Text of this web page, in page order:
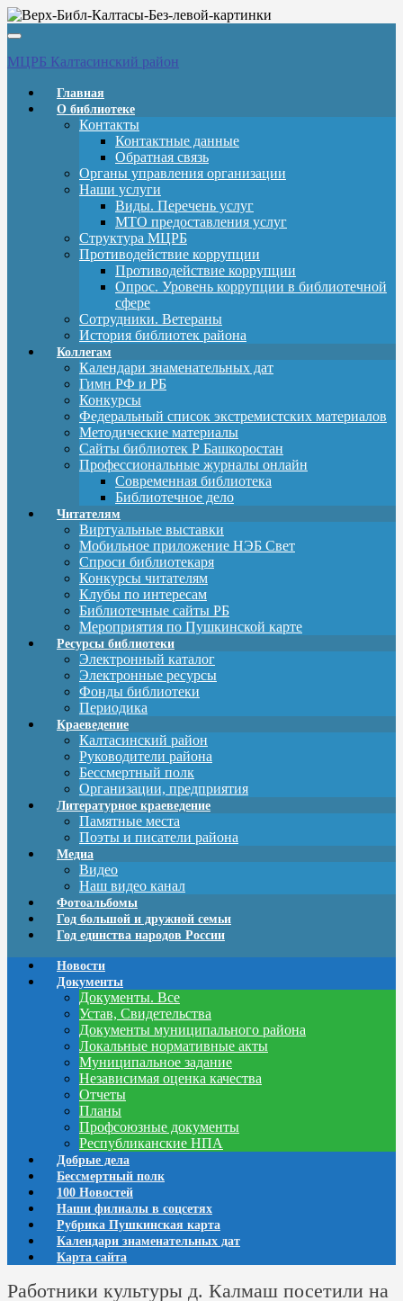
Вкл/
выкл
навигации
МЦРБ Калтасинский район
Главная
О библиотеке
Контакты
Контактные данные
Обратная связь
Органы управления организации
Наши услуги
Виды. Перечень услуг
МТО предоставления услуг
Структура МЦРБ
Противодействие коррупции
Противодействие коррупции
Опрос. Уровень коррупции в библиотечной
сфере
Сотрудники. Ветераны
История библиотек района
Коллегам
Календари знаменательных дат
Гимн РФ и РБ
Конкурсы
Федеральный список экстремистских материалов
Методические материалы
Сайты библиотек Р Башкоростан
Профессиональные журналы онлайн
Современная библиотека
Библиотечное дело
Читателям
Виртуальные выставки
Мобильное приложение НЭБ Свет
Спроси библиотекаря
Конкурсы читателям
Клубы по интересам
Библиотечные сайты РБ
Мероприятия по Пушкинской карте
Ресурсы библиотеки
Электронный каталог
Электронные ресурсы
Фонды библиотеки
Периодика
Краеведение
Калтасинский район
Руководители района
Бессмертный полк
Организации, предприятия
Литературное краеведение
Памятные места
Поэты и писатели района
Медиа
Видео
Наш видео канал
Фотоальбомы
Год большой и дружной семьи
Год единства народов России
Новости
Документы
Документы. Все
Устав, Свидетельства
Документы муниципального района
Локальные нормативные акты
Муниципальное задание
Независимая оценка качества
Отчеты
Планы
Профсоюзные документы
Республиканские НПА
Добрые дела
Бессмертный полк
100 Новостей
Наши филиалы в соцсетях
Рубрика Пушкинская карта
Календари знаменательных дат
Карта сайта
Работники культуры д. Калмаш посетили на